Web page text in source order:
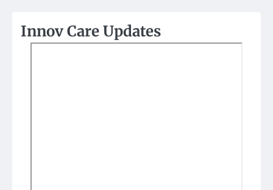
Innov Care Updates